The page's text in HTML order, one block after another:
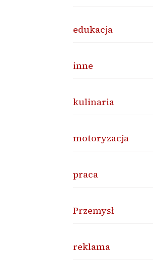
edukacja
inne
kulinaria
motoryzacja
praca
Przemysł
reklama